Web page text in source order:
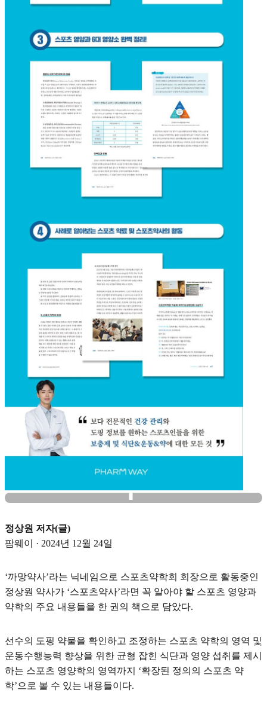
정상원 저자(글)
팜웨이 · 2024년 12월 24일
‘까망약사’라는 닉네임으로 스포츠약학회 회장으로 활동중인
정상원 약사가 ‘스포츠약사’라면 꼭 알아야 할 스포츠 영양과
약학의 주요 내용들을 한 권의 책으로 담았다.
선수의 도핑 약물을 확인하고 조정하는 스포츠 약학의 영역 및
운동수행능력 향상을 위한 균형 잡힌 식단과 영양 섭취를 제시
하는 스포츠 영양학의 영역까지 ‘확장된 정의의 스포츠 약
학’으로 볼 수 있는 내용들이다.